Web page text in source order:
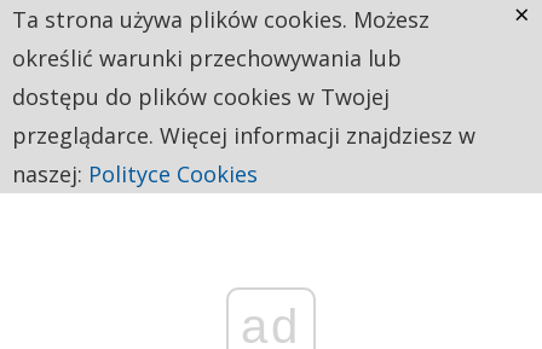
ad
Ta strona używa plików cookies. Możesz
określić warunki przechowywania lub
dostępu do plików cookies w Twojej
przeglądarce. Więcej informacji znajdziesz w
naszej: Polityce Cookies
×